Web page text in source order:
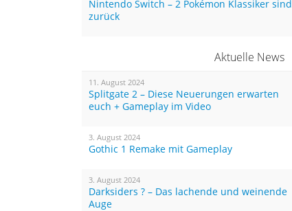
Nintendo Switch – 2 Pokémon Klassiker sind
zurück
Aktuelle News
11. August 2024
Splitgate 2 – Diese Neuerungen erwarten
euch + Gameplay im Video
3. August 2024
Gothic 1 Remake mit Gameplay
3. August 2024
Darksiders ? – Das lachende und weinende
Auge